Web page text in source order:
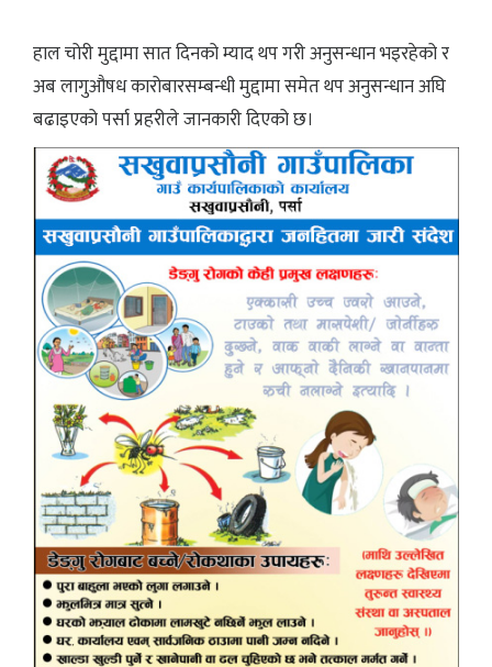
हाल चोरी मुद्दामा सात दिनको म्याद थप गरी अनुसन्धान भइरहेको र
अब लागुऔषध कारोबारसम्बन्धी मुद्दामा समेत थप अनुसन्धान अघि
बढाइएको पर्सा प्रहरीले जानकारी दिएको छ।